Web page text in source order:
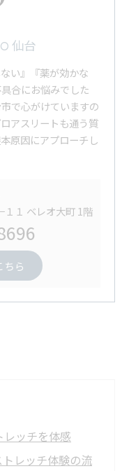
仙台
い』『薬が効かな
合にお悩みでした
で心がけていますの
アスリートも通う質
原因にアプローチし
１ ベレオ大町 1階
ちら
ッチを体感
レッチ体験の流